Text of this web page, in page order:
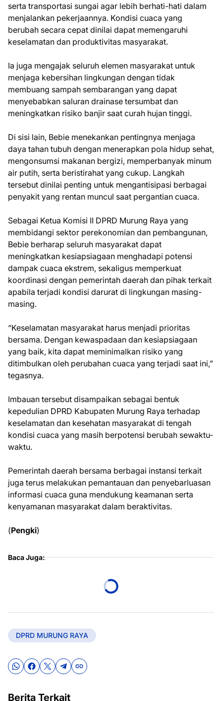
serta transportasi sungai agar lebih berhati-hati dalam
menjalankan pekerjaannya. Kondisi cuaca yang
berubah secara cepat dinilai dapat memengaruhi
keselamatan dan produktivitas masyarakat.
Ia juga mengajak seluruh elemen masyarakat untuk
menjaga kebersihan lingkungan dengan tidak
membuang sampah sembarangan yang dapat
menyebabkan saluran drainase tersumbat dan
meningkatkan risiko banjir saat curah hujan tinggi.
Di sisi lain, Bebie menekankan pentingnya menjaga
daya tahan tubuh dengan menerapkan pola hidup sehat,
mengonsumsi makanan bergizi, memperbanyak minum
air putih, serta beristirahat yang cukup. Langkah
tersebut dinilai penting untuk mengantisipasi berbagai
penyakit yang rentan muncul saat pergantian cuaca.
Sebagai Ketua Komisi II DPRD Murung Raya yang
membidangi sektor perekonomian dan pembangunan,
Bebie berharap seluruh masyarakat dapat
meningkatkan kesiapsiagaan menghadapi potensi
dampak cuaca ekstrem, sekaligus memperkuat
koordinasi dengan pemerintah daerah dan pihak terkait
apabila terjadi kondisi darurat di lingkungan masing-
masing.
“Keselamatan masyarakat harus menjadi prioritas
bersama. Dengan kewaspadaan dan kesiapsiagaan
yang baik, kita dapat meminimalkan risiko yang
ditimbulkan oleh perubahan cuaca yang terjadi saat ini,”
tegasnya.
Imbauan tersebut disampaikan sebagai bentuk
kepedulian DPRD Kabupaten Murung Raya terhadap
keselamatan dan kesehatan masyarakat di tengah
kondisi cuaca yang masih berpotensi berubah sewaktu-
waktu.
Pemerintah daerah bersama berbagai instansi terkait
juga terus melakukan pemantauan dan penyebarluasan
informasi cuaca guna mendukung keamanan serta
kenyamanan masyarakat dalam beraktivitas.
(Pengki)
Baca Juga:
DPRD MURUNG RAYA
Berita Terkait